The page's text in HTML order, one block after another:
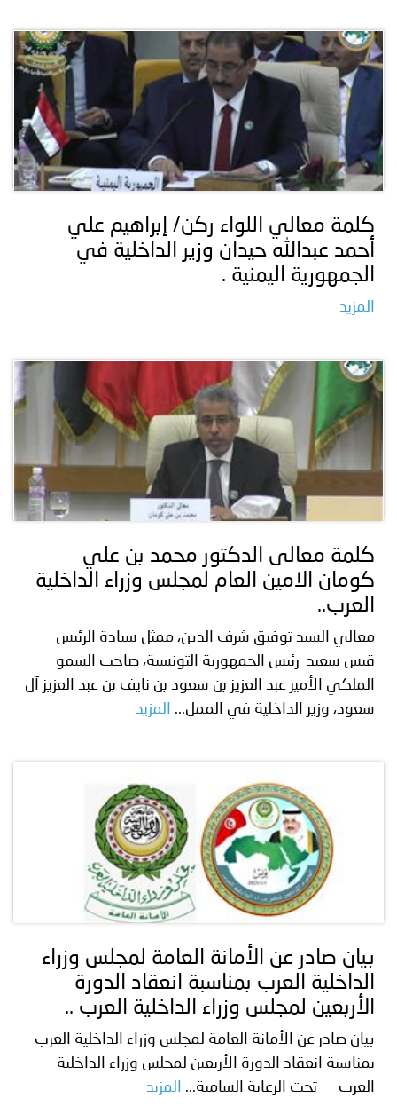
كلمة معالي اللواء ركن/ إبراهيم علي
أحمد عبدالله حيدان وزير الداخلية في
الجمهورية اليمنية .
المزيد
كلمة معالى الدكتور محمد بن علي
كومان الامين العام لمجلس وزراء الداخلية
العرب..
معالي السيد توفيق شرف الدين، ممثل سيادة الرئيس
قيس سعيد رئيس الجمهورية التونسية، صاحب السمو
الملكي الأمير عبد العزيز بن سعود بن نايف بن عبد العزيز آل
سعود، وزير الداخلية في الممل...
المزيد
بيان صادر عن الأمانة العامة لمجلس وزراء
الداخلية العرب بمناسبة انعقاد الدورة
الأربعين لمجلس وزراء الداخلية العرب ..
بيان صادر عن الأمانة العامة لمجلس وزراء الداخلية العرب
بمناسبة انعقاد الدورة الأربعين لمجلس وزراء الداخلية
العرب تحت الرعاية السامية...
المزيد